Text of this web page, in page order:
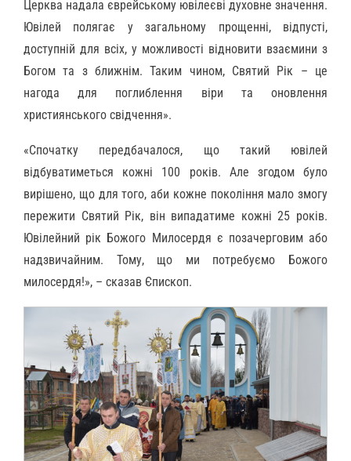
Церква надала єврейському ювілеєві духовне значення.
Ювілей полягає у загальному прощенні, відпусті,
доступній для всіх, у можливості відновити взаємини з
Богом та з ближнім. Таким чином, Святий Рік – це
нагода для поглиблення віри та оновлення
християнського свідчення».
«Спочатку передбачалося, що такий ювілей
відбуватиметься кожні 100 років. Але згодом було
вирішено, що для того, аби кожне покоління мало змогу
пережити Святий Рік, він випадатиме кожні 25 років.
Ювілейний рік Божого Милосердя є позачерговим або
надзвичайним. Тому, що ми потребуємо Божого
милосердя!», – сказав Єпископ.